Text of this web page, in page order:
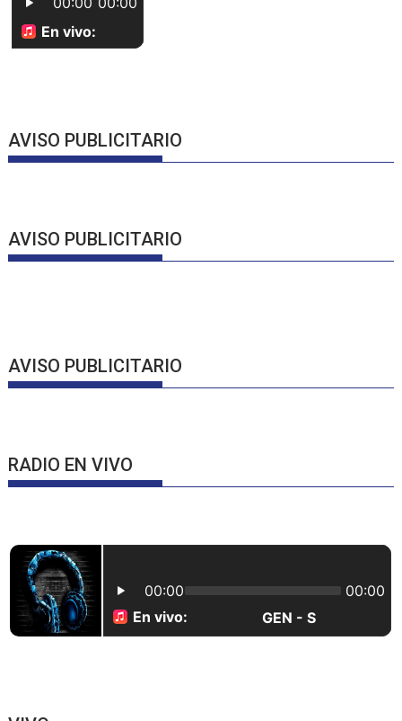
AVISO PUBLICITARIO
AVISO PUBLICITARIO
AVISO PUBLICITARIO
RADIO EN VIVO